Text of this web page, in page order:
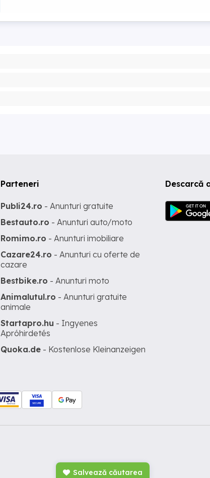
Salvează căutarea
Descarcă
Parteneri
Publi24.ro - Anunturi gratuite
Bestauto.ro - Anunturi auto/moto
Romimo.ro - Anunturi imobiliare
Cazare24.ro - Anunturi cu oferte de
cazare
Bestbike.ro - Anunturi moto
Animalutul.ro - Anunturi gratuite
animale
Startapro.hu - Ingyenes
Apróhirdetés
Quoka.de - Kostenlose Kleinanzeigen